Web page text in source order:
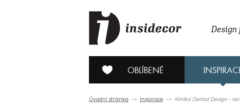
OBLÍBENÉ
Úvodní stránka Inspirace Klinika Dental Design -